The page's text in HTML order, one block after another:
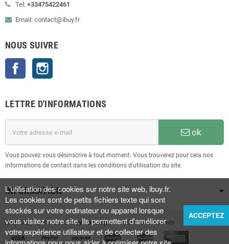
Tel: +33475422461
Email: contact@ibuy.fr
NOUS SUIVRE
Facebook
LETTRE D'INFORMATIONS
ok
Vous pouvez vous désinscrire à tout moment. Vous trouverez pour cela nos
informations de contact dans les conditions d'utilisation du site.
INFORMATION
iBuyCopyright © 2023iBuy • Boutique| Tous droits réservés
L'utilisation des cookies sur notre site web, ibuy.fr.
Les cookies sont de petits fichiers texte qui sont
stockés sur votre ordinateur ou appareil lorsque
vous visitez notre site. Ils permettent d'améliorer
votre expérience utilisateur et de collecter des
ACCEPTEZ